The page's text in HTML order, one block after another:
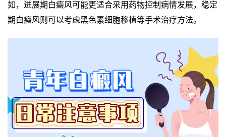
如，进展期白癜风可能更适合采用药物控制病情发展，稳定
期白癜风则可以考虑黑色素细胞移植等手术治疗方法。